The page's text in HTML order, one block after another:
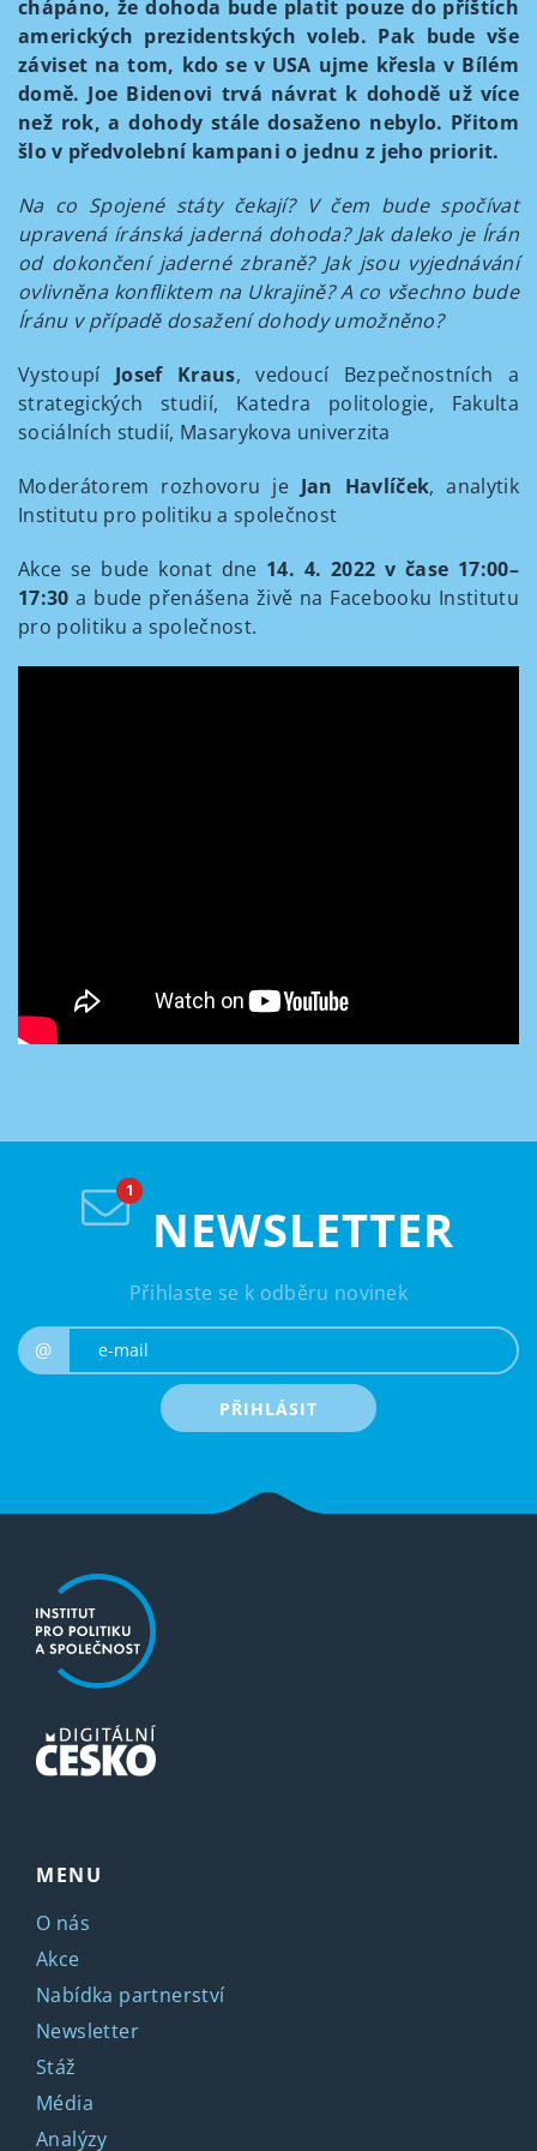
chápáno, že dohoda bude platit pouze do příštích
amerických prezidentských voleb. Pak bude vše
záviset na tom, kdo se v USA ujme křesla v Bílém
domě. Joe Bidenovi trvá návrat k dohodě už více
než rok, a dohody stále dosaženo nebylo. Přitom
šlo v předvolební kampani o jednu z jeho priorit.
Na co Spojené státy čekají? V čem bude spočívat
upravená íránská jaderná dohoda? Jak daleko je Írán
od dokončení jaderné zbraně? Jak jsou vyjednávání
ovlivněna konfliktem na Ukrajině? A co všechno bude
Íránu v případě dosažení dohody umožněno?
Vystoupí Josef Kraus, vedoucí Bezpečnostních a
strategických studií, Katedra politologie, Fakulta
sociálních studií, Masarykova univerzita
Moderátorem rozhovoru je Jan Havlíček, analytik
Institutu pro politiku a společnost
Akce se bude konat dne 14. 4. 2022 v čase 17:00–
17:30 a bude přenášena živě na Facebooku Institutu
pro politiku a společnost.
NEWSLETTER
Přihlaste se k odběru novinek
@
PŘIHLÁSIT
MENU
O nás
Akce
Nabídka partnerství
Newsletter
Stáž
Média
Analýzy